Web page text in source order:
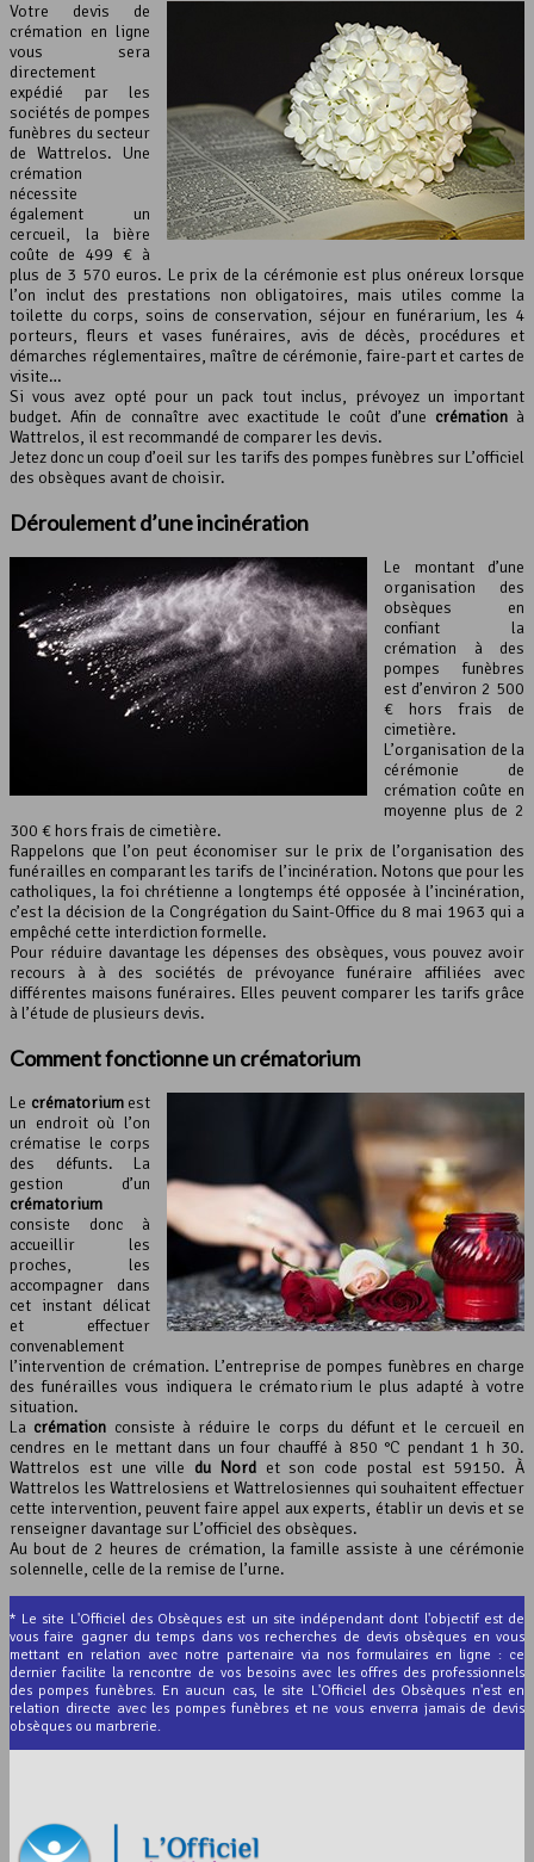
Votre devis de
crémation en ligne
vous sera
directement
expédié par les
sociétés de pompes
funèbres du secteur
de Wattrelos. Une
crémation
nécessite
également un
cercueil, la bière
coûte de 499 € à
plus de 3 570 euros. Le prix de la cérémonie est plus onéreux lorsque
l’on inclut des prestations non obligatoires, mais utiles comme la
toilette du corps, soins de conservation, séjour en funérarium, les 4
porteurs, fleurs et vases funéraires, avis de décès, procédures et
démarches réglementaires, maître de cérémonie, faire-part et cartes de
visite…
Si vous avez opté pour un pack tout inclus, prévoyez un important
budget. Afin de connaître avec exactitude le coût d’une crémationà
Wattrelos, il est recommandé de comparer les devis.
Jetez donc un coup d’oeil sur les tarifs des pompes funèbres sur L’officiel
des obsèques avant de choisir.
Déroulement d’une incinération
Le montant d’une
organisation des
obsèques en
confiant la
crémation à des
pompes funèbres
est d’environ 2 500
€ hors frais de
cimetière.
L’organisation de la
cérémonie de
crémation coûte en
moyenne plus de 2
300 € hors frais de cimetière.
Rappelons que l’on peut économiser sur le prix de l’organisation des
funérailles en comparant les tarifs de l’incinération. Notons que pour les
catholiques, la foi chrétienne a longtemps été opposée à l’incinération,
c’est la décision de la Congrégation du Saint-Office du 8 mai 1963 qui a
empêché cette interdiction formelle.
Pour réduire davantage les dépenses des obsèques, vous pouvez avoir
recours à à des sociétés de prévoyance funéraire affiliées avec
différentes maisons funéraires. Elles peuvent comparer les tarifs grâce
à l’étude de plusieurs devis.
Comment fonctionne un crématorium
Le crématoriumest
un endroit où l’on
crématise le corps
des défunts. La
gestion d’un
crématorium
consiste donc à
accueillir les
proches, les
accompagner dans
cet instant délicat
et effectuer
convenablement
l’intervention de crémation. L’entreprise de pompes funèbres en charge
des funérailles vous indiquera le crématorium le plus adapté à votre
situation.
La crémation consiste à réduire le corps du défunt et le cercueil en
cendres en le mettant dans un four chauffé à 850 °C pendant 1 h 30.
Wattrelos est une ville du Nord et son code postal est 59150. À
Wattrelos les Wattrelosiens et Wattrelosiennes qui souhaitent effectuer
cette intervention, peuvent faire appel aux experts, établir un devis et se
renseigner davantage sur L’officiel des obsèques.
Au bout de 2 heures de crémation, la famille assiste à une cérémonie
solennelle, celle de la remise de l’urne.
* Le site L'Officiel des Obsèques est un site indépendant dont l'objectif est de
vous faire gagner du temps dans vos recherches de devis obsèques en vous
mettant en relation avec notre partenaire via nos formulaires en ligne : ce
dernier facilite la rencontre de vos besoins avec les offres des professionnels
des pompes funèbres. En aucun cas, le site L'Officiel des Obsèques n'est en
relation directe avec les pompes funèbres et ne vous enverra jamais de devis
obsèques ou marbrerie.